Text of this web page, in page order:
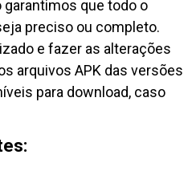
garantimos que todo o
preciso ou completo.
e fazer as alterações
arquivos APK das versões
para download, caso